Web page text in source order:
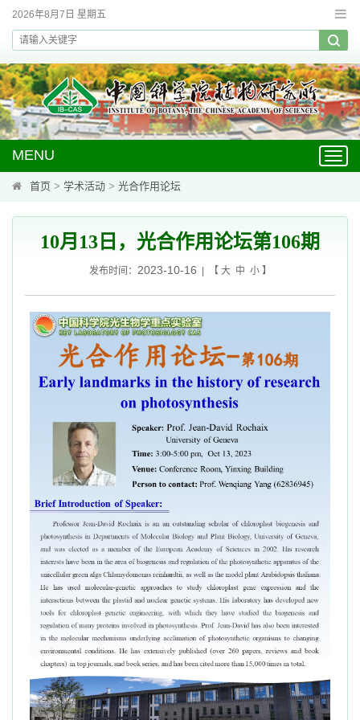
2026年8月7日 星期五
MENU
首页 > 学术活动 > 光合作用论坛
10月13日，光合作用论坛第106期
发布时间： 2023-10-16 | 【 大 中 小】